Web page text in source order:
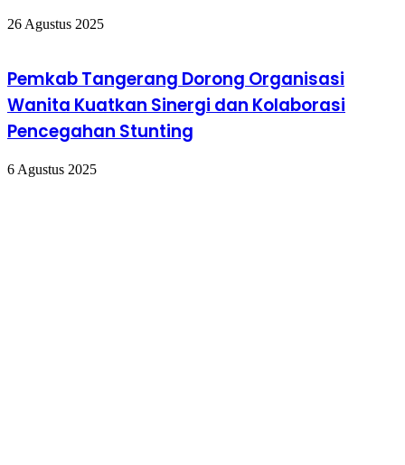
26 Agustus 2025
Pemkab Tangerang Dorong Organisasi
Wanita Kuatkan Sinergi dan Kolaborasi
Pencegahan Stunting
6 Agustus 2025